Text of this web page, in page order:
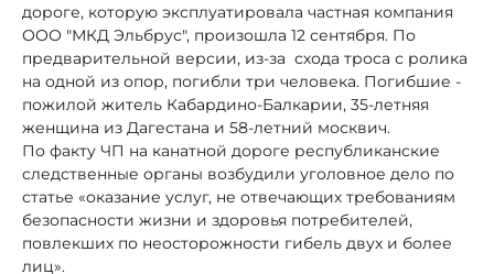
дороге, которую эксплуатировала частная компания
ООО "МКД Эльбрус", произошла 12 сентября. По
предварительной версии, из-за схода троса с ролика
на одной из опор, погибли три человека. Погибшие -
пожилой житель Кабардино-Балкарии, 35-летняя
женщина из Дагестана и 58-летний москвич.
По факту ЧП на канатной дороге республиканские
следственные органы возбудили уголовное дело по
статье «оказание услуг, не отвечающих требованиям
безопасности жизни и здоровья потребителей,
повлекших по неосторожности гибель двух и более
лиц».